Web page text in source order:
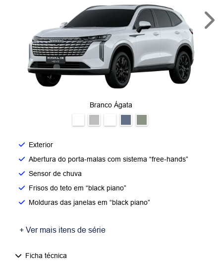
Branco Ágata
Exterior
Abertura do porta-malas com sistema “free-hands”
Sensor de chuva
Frisos do teto em “black piano”
Molduras das janelas em “black piano”
+ Ver mais itens de série
Ficha técnica